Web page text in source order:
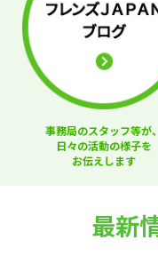
事務局のスタッフ等が、
日々の活動の様子を
お伝えします
最新